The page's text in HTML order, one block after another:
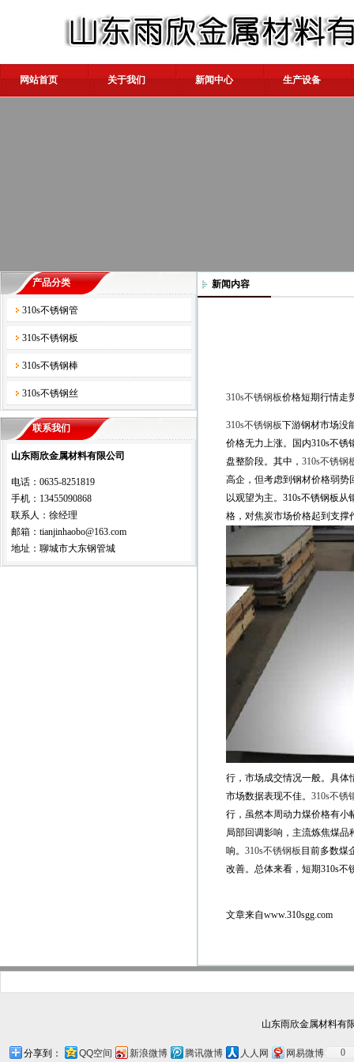
网站首页 关于我们 新闻中心 生产设备
产品分类
310s不锈钢管
310s不锈钢板
310s不锈钢棒
310s不锈钢丝
联系我们
山东雨欣金属材料有限公司
电话：0635-8251819
手机：13455090868
联系人：徐经理
邮箱：tianjinhaobo@163.com
地址：聊城市大东钢管城
新闻内容
310s不锈钢板价格短期行情走
310s不锈钢板下游钢材市场没
价格无力上涨。国内310s不
盘整阶段。其中， 310s不锈钢
高企，但考虑到钢材价格弱势
以观望为主。310s不锈钢板
格，对焦炭市场价格起到支撑
行，市场成交情况一般。具体
市场数据表现不佳。 310s不锈
行，虽然本周动力煤价格有小
局部回调影响，主流炼焦煤
响。 310s不锈钢板 目前多数煤
改善。总体来看，短期310s
文章来自www.310sgg.com
山东雨欣金属材料有
分享到： QQ空间 新浪微博 腾讯微博 人人网 网易微博 0